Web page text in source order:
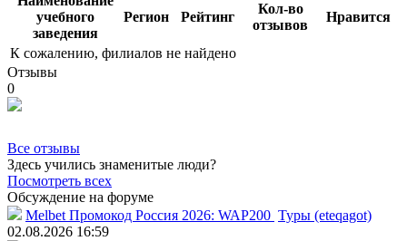
учебного
заведения
Регион Рейтинг
Кол-во
отзывов
Нравится
К сожалению, филиалов не найдено
Отзывы
0
Все отзывы
Здесь учились знаменитые люди?
Посмотреть всех
Обсуждение на форуме
Melbet Промокод Россия 2026: WAP200 Туры (eteqagot)
02.08.2026 16:59